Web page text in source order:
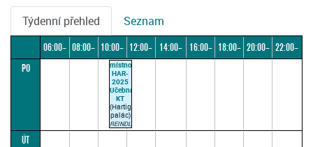
Týdenní přehled Seznam
06:00– 08:00– 10:00–
12:00
12:00–
14:00–
16:00– 18:00– 20:00– 22:00–
PO
místnost
HAR-
2025
Učebna
KT
(Hartigovský
palác)
REINDL
T.
ÚT